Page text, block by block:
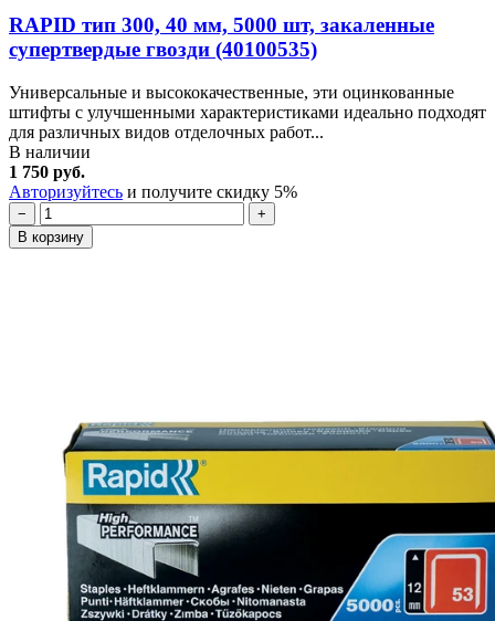
RAPID тип 300, 40 мм, 5000 шт, закаленные
супертвердые гвозди (40100535)
Универсальные и высококачественные, эти оцинкованные
штифты с улучшенными характеристиками идеально подходят
для различных видов отделочных работ...
В наличии
1 750 руб.
Авторизуйтесь и получите скидку 5%
−
+
В корзину